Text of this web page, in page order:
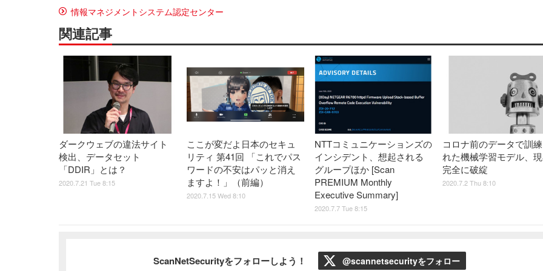
情報マネジメントシステム認定センター
関連記事
ダークウェブの違法サイト
検出、データセット
「DDIR」とは？
2020.7.21 Tue 8:15
ここが変だよ日本のセキュ
リティ 第41回 「これでパス
ワードの不安はパッと消え
ますよ！」（前編）
2020.7.15 Wed 8:10
NTTコミュニケーションズの
インシデント、想起される
グループほか [Scan
PREMIUM Monthly
Executive Summary]
2020.7.7 Tue 8:15
コロナ前のデータで訓
れた機械学習モデル、
完全に破綻
2020.7.2 Thu 8:10
ScanNetSecurityをフォローしよう！ @scannetsecurityをフォロー